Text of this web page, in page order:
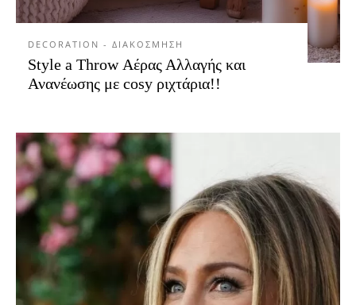
DECORATION - ΔΙΑΚΟΣΜΗΣΗ
Style a Throw Αέρας Αλλαγής και
Ανανέωσης με cosy ριχτάρια!!